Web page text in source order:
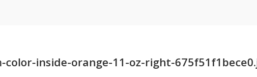
inside-orange-11-oz-right-